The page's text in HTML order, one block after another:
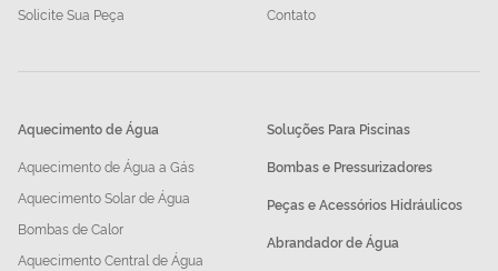
Solicite Sua Peça
Contato
Aquecimento de Água
Aquecimento de Água a Gás
Aquecimento Solar de Água
Bombas de Calor
Aquecimento Central de Água
Soluções Para Piscinas
Bombas e Pressurizadores
Peças e Acessórios Hidráulicos
Abrandador de Água